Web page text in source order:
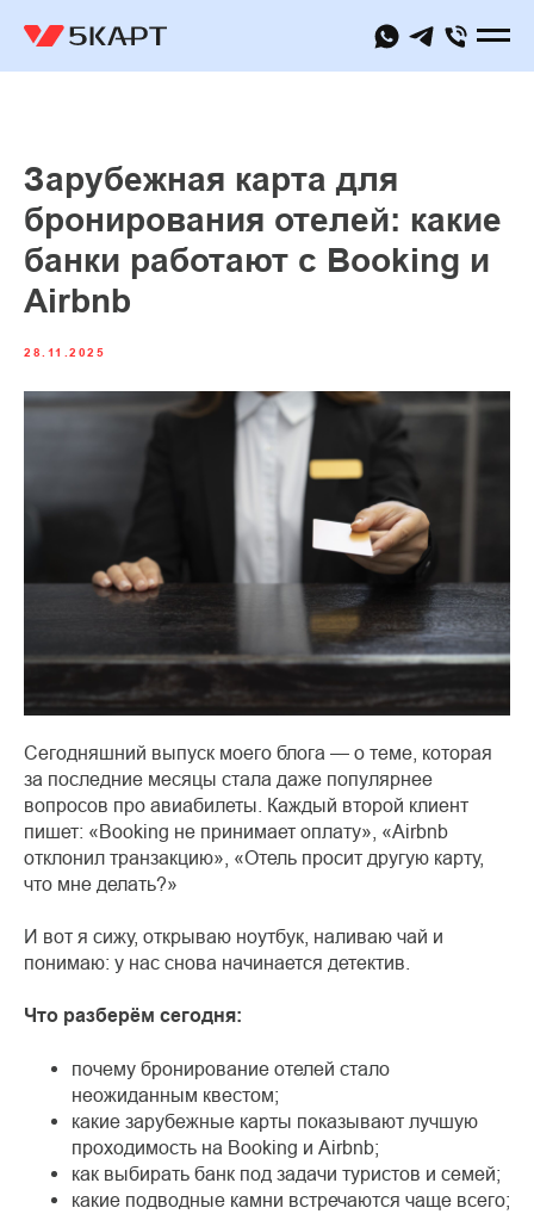
Зарубежная карта для
бронирования отелей: какие
банки работают с Booking и
Airbnb
28.11.2025
Сегодняшний выпуск моего блога — о теме, которая
за последние месяцы стала даже популярнее
вопросов про авиабилеты. Каждый второй клиент
пишет: «Booking не принимает оплату», «Airbnb
отклонил транзакцию», «Отель просит другую карту,
что мне делать?»
И вот я сижу, открываю ноутбук, наливаю чай и
понимаю: у нас снова начинается детектив.
Что разберём сегодня:
почему бронирование отелей стало
неожиданным квестом;
какие зарубежные карты показывают лучшую
проходимость на Booking и Airbnb;
как выбирать банк под задачи туристов и семей;
какие подводные камни встречаются чаще всего;